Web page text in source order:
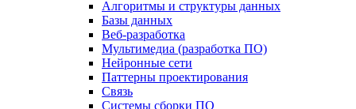
Алгоритмы и структуры данных
Базы данных
Веб-разработка
Мультимедиа (разработка ПО)
Нейронные сети
Паттерны проектирования
Связь
Системы сборки ПО